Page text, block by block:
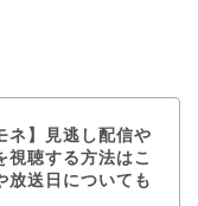
ネ】見逃し配信や
視聴する方法はこ
放送日についても